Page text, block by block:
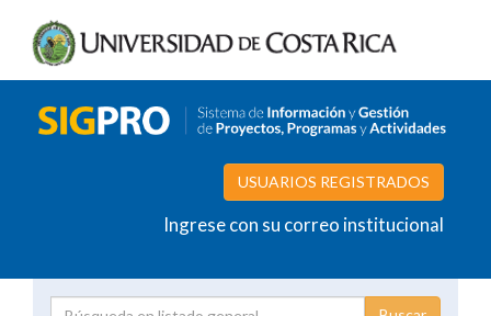
USUARIOS REGISTRADOS
Ingrese con su correo institucional